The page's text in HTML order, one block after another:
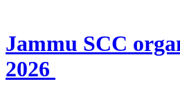
Jammu SCC
2026